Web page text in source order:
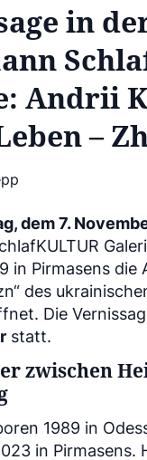
in
Andrii
–
dem 7.
in Pirmasens die
des
Die
statt.
zwischen
1989 in
in Pirmasens.